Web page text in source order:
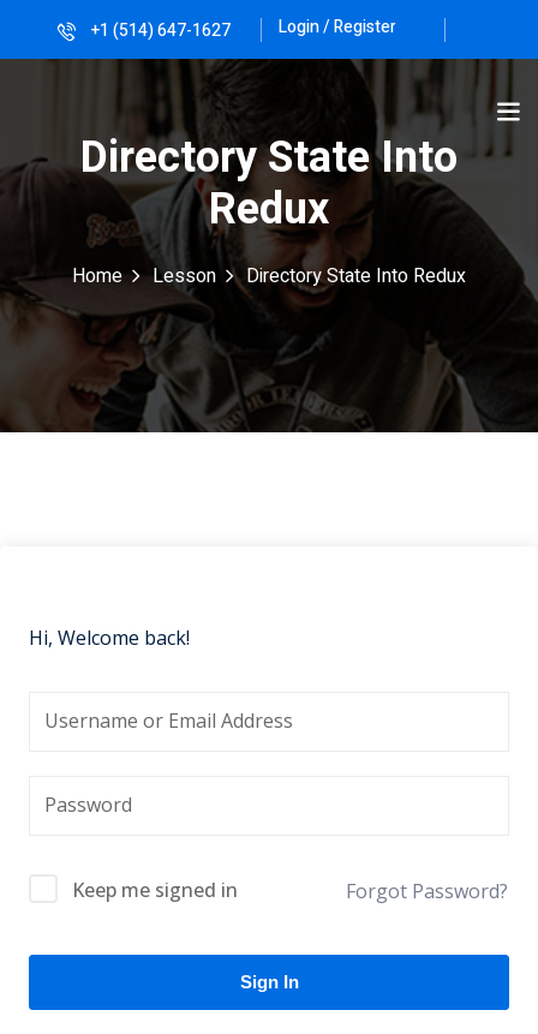
+1 (514) 647-1627 Login / Register
Directory State Into
Redux
Home Lesson Directory State Into Redux
Hi, Welcome back!
Keep me signed in Forgot Password?
Sign In
Sign in Sign up
Sign in
Don’t have an account? Sign up
Remember me Lost your password?